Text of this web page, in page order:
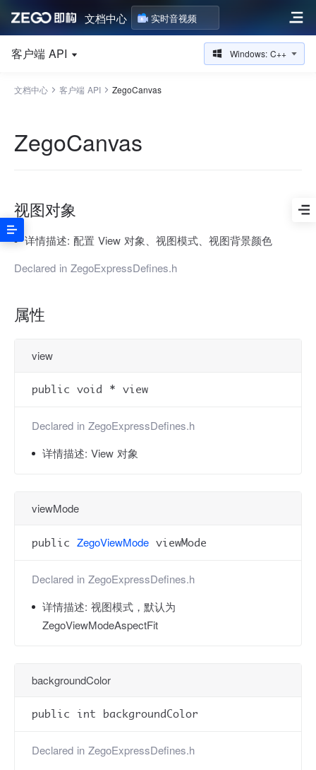
文档中心 实时音视频
客户端 API Windows: C++
文档中心 客户端 API ZegoCanvas
ZegoCanvas
视图对象
详情描述: 配置 View 对象、视图模式、视图背景颜色
Declared in ZegoExpressDefines.h
属性
view
public void * view
Declared in ZegoExpressDefines.h
详情描述: View 对象
viewMode
public ZegoViewMode viewMode
Declared in ZegoExpressDefines.h
详情描述: 视图模式，默认为
ZegoViewModeAspectFit
backgroundColor
public int backgroundColor
Declared in ZegoExpressDefines.h